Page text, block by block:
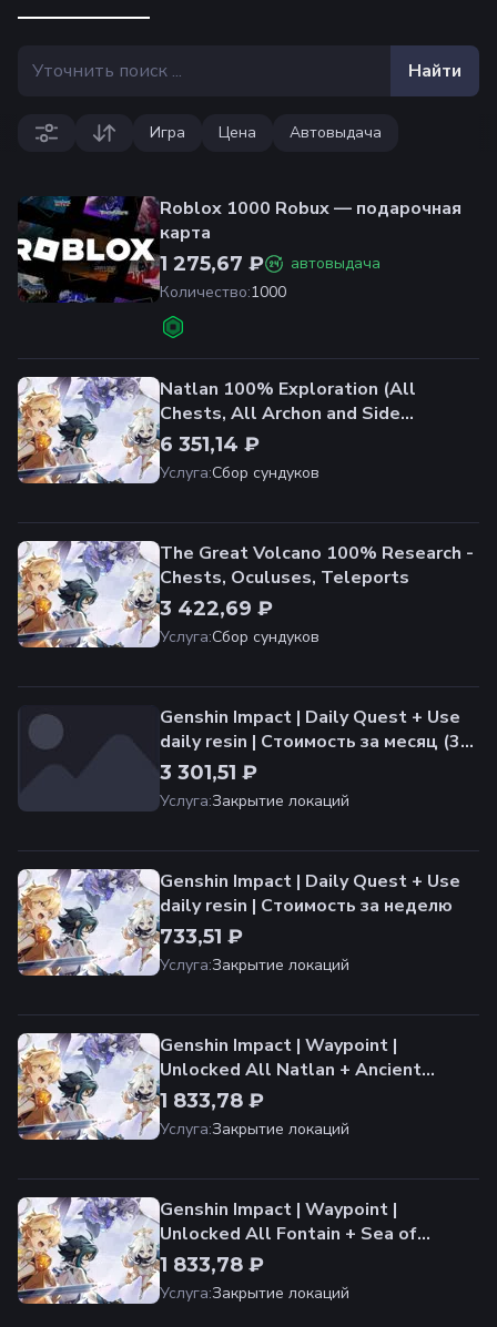
Найти
Игра Цена Автовыдача
Roblox 1000 Robux — подарочная
карта
1 275,67 ₽
автовыдача
Количество:1000
Natlan 100% Exploration (All
Chests, All Archon and Side
Quests+All Pyroculuses,All
Teleports) | ALL SERVER
6 351,14 ₽
Услуга:Сбор сундуков
The Great Volcano 100% Research -
Chests, Oculuses, Teleports
3 422,69 ₽
Услуга:Сбор сундуков
Genshin Impact | Daily Quest + Use
daily resin | Стоимость за месяц (30
дней)
3 301,51 ₽
Услуга:Закрытие локаций
Genshin Impact | Daily Quest + Use
daily resin | Стоимость за неделю
733,51 ₽
Услуга:Закрытие локаций
Genshin Impact | Waypoint |
Unlocked All Natlan + Ancient
Sacred Mountain | Стоимость за
разблокировку
1 833,78 ₽
Услуга:Закрытие локаций
Genshin Impact | Waypoint |
Unlocked All Fontain + Sea of
Bygone Eras | Стоимость за
разблокировку
1 833,78 ₽
Услуга:Закрытие локаций